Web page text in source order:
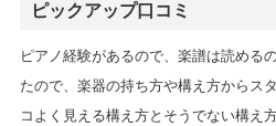
ピックアップ口コミ
ピアノ経験があるので、楽譜は読める
たので、楽器の持ち方や構え方からス
コよく見える構え方とそうでない構え